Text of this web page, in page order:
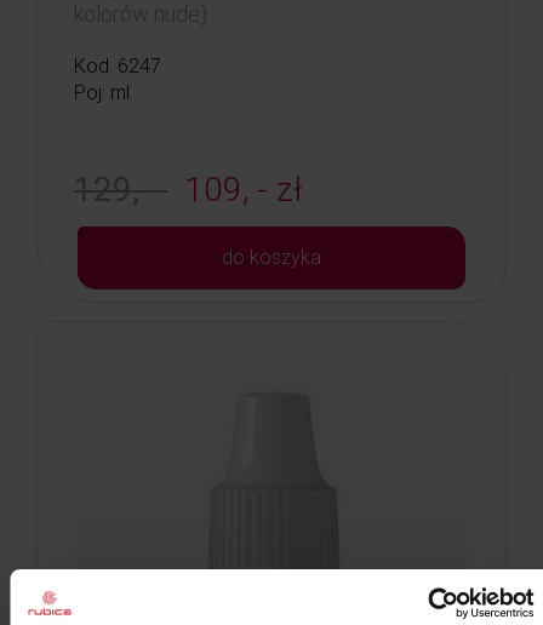
kolorów nude)
Kod: 6247
Poj: ml
129, - 109, - zł
do koszyka